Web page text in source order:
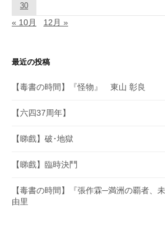
30
« 10月 12月 »
最近の投稿
【毒書の時間】『怪物』 東山 彰良
【六四37周年】
【睇戲】破･地獄
【睇戲】臨時決鬥
【毒書の時間】『張作霖─満洲の覇者
由里